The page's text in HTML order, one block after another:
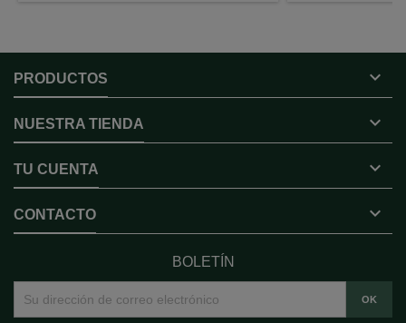
PRODUCTOS 
NUESTRA TIENDA 
TU CUENTA 
CONTACTO 
BOLETÍN